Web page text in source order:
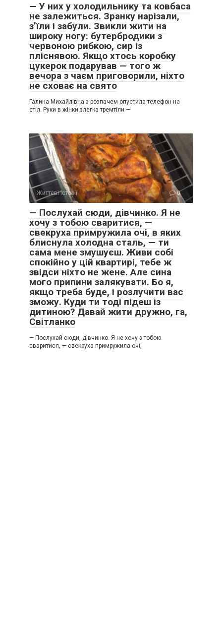
— У них у холодильнику та ковбаса
не залежиться. Зранку нарізали,
з’їли і забули. Звикли жити на
широку ногу: бутербродики з
червоною рибкою, сир із
пліснявою. Якщо хтось коробку
цукерок подарував — того ж
вечора з чаєм приговорили, ніхто
не сховає на свято
Галина Михайлівна з розпачем опустила телефон на
стіл. Руки в жінки злегка тремтіли —
Життєві історії 0
— Послухай сюди, дівчинко. Я не
хочу з тобою сваритися, —
свекруха примружила очі, в яких
блиснула холодна сталь, — ти
сама мене змушуєш. Живи собі
спокійно у цій квартирі, тебе ж
звідси ніхто не жене. Але сина
мого припини залякувати. Бо я,
якщо треба буде, і розлучити вас
зможу. Куди ти тоді підеш із
дитиною? Давай жити дружно, га,
Світланко
— Послухай сюди, дівчинко. Я не хочу з тобою
сваритися, — свекруха примружила очі,